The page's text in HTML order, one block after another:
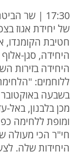
17:30 | שר
של יחידת אגוז
חטיבת הקומנדו,
היחידה, סגן-
היחידה בזירות
ללוחמים:
בשבעה
מכן בלבנון, באל-
ומופת ללחימה
חי"ר הכי מעולה
היחידות שלה.